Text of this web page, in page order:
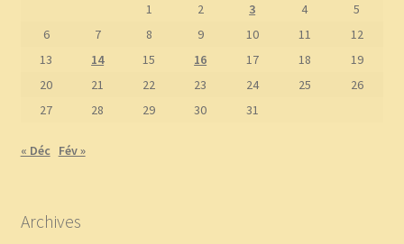
1
2 3 4
5
6
7 8 9 10 11
12
13
14 15 16 17 18
19
20
21 22 23 24 25
26
27
28 29 30 31
« Déc Fév »
Archives